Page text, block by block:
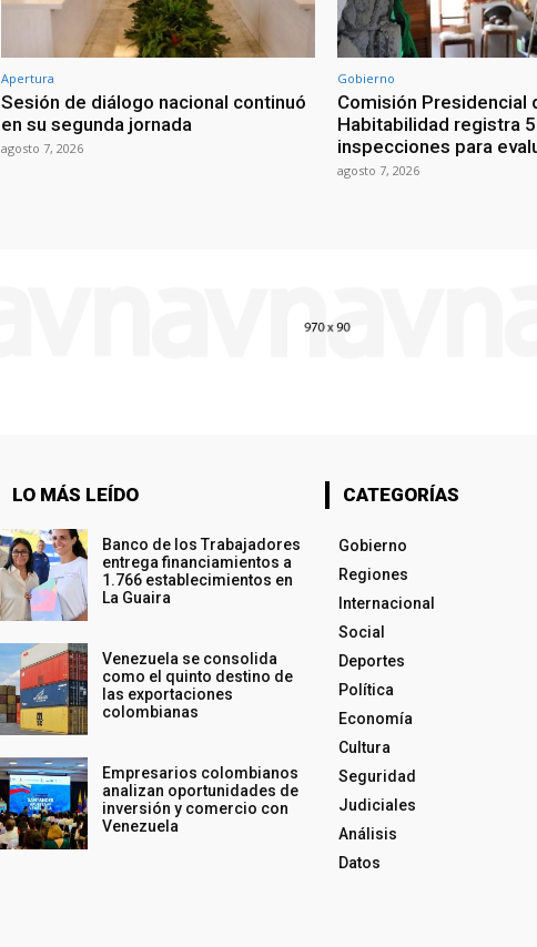
Apertura
Sesión de diálogo nacional continuó
en su segunda jornada
agosto 7, 2026
Gobierno
Comisión Presidencial
Habitabilidad registra
inspecciones para
agosto 7, 2026
LO MÁS LEÍDO
Banco de los Trabajadores
entrega financiamientos a
1.766 establecimientos en
La Guaira
Venezuela se consolida
como el quinto destino de
las exportaciones
colombianas
Empresarios colombianos
analizan oportunidades de
inversión y comercio con
Venezuela
CATEGORÍAS
Gobierno
Regiones
Internacional
Social
Deportes
Política
Economía
Cultura
Seguridad
Judiciales
Análisis
Datos